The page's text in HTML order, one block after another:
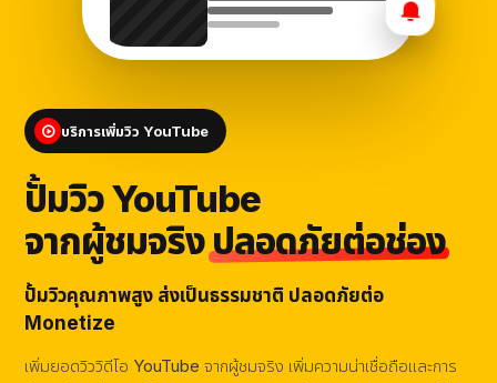
บริการเพิ่มวิว YouTube
ปั้มวิว YouTube
จากผู้ชมจริงปลอดภัยต่อช่อง
ปั้มวิวคุณภาพสูง ส่งเป็นธรรมชาติ ปลอดภัยต่อ
Monetize
เพิ่มยอดวิววิดีโอ YouTube จากผู้ชมจริง เพิ่มความน่าเชื่อถือและการ